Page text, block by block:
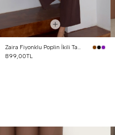
Zaira Fiyonklu Poplin İkili Takım Kahverengi
899,00TL